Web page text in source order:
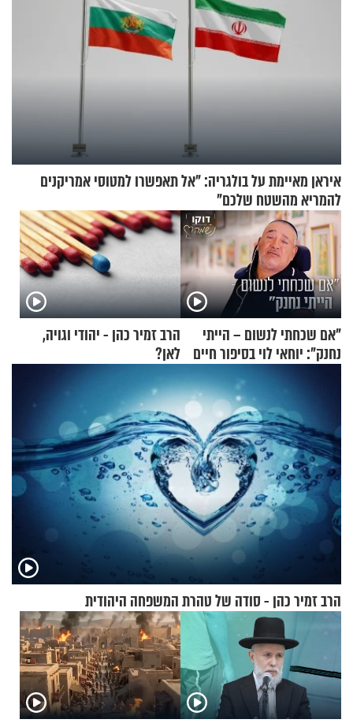
איראן מאיימת על בולגריה: "אל תאפשרו למטוסי אמריקנים
להמריא מהשטח שלכם"
"אם שכחתי לנשום – הייתי
נחנק": יוחאי לוי בסיפור חיים
מעורר השראה
הרב זמיר כהן - יהודי וגויה,
לאן?
הרב זמיר כהן - סודה של טהרת המשפחה היהודית